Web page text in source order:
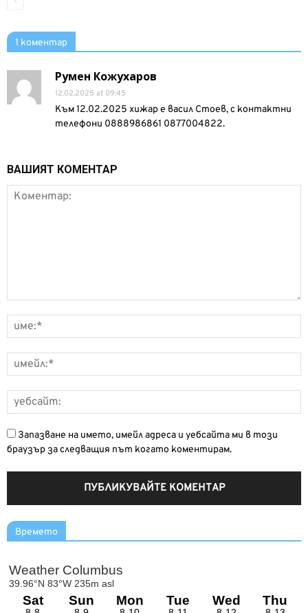
1 коментар
Румен Кожухаров
12.02.2025 at 09:45
Към 12.02.2025 хижар е васил Стоев, с контактни
телефони 0888986861 0877004822.
ВАШИЯТ КОМЕНТАР
Запазване на името, имейл адреса и уебсайта ми в този
браузър за следващия път когато коментирам.
Времето